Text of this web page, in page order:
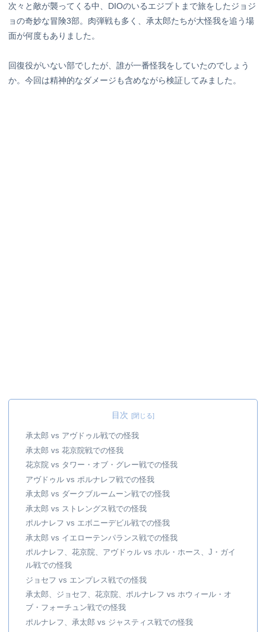
次々と敵が襲ってくる中、DIOのいるエジプトまで旅をしたジョジ
ョの奇妙な冒険3部。肉弾戦も多く、承太郎たちが大怪我を追う場
面が何度もありました。
回復役がいない部でしたが、誰が一番怪我をしていたのでしょう
か。今回は精神的なダメージも含めながら検証してみました。
目次
承太郎 vs アヴドゥル戦での怪我
承太郎 vs 花京院戦での怪我
花京院 vs タワー・オブ・グレー戦での怪我
アヴドゥル vs ポルナレフ戦での怪我
承太郎 vs ダークブルームーン戦での怪我
承太郎 vs ストレングス戦での怪我
ポルナレフ vs エボニーデビル戦での怪我
承太郎 vs イエローテンパランス戦での怪我
ポルナレフ、花京院、アヴドゥル vs ホル・ホース、J・ガイ
ル戦での怪我
ジョセフ vs エンプレス戦での怪我
承太郎、ジョセフ、花京院、ポルナレフ vs ホウィール・オ
ブ・フォーチュン戦での怪我
ポルナレフ、承太郎 vs ジャスティス戦での怪我